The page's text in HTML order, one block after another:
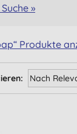
»
Produkte